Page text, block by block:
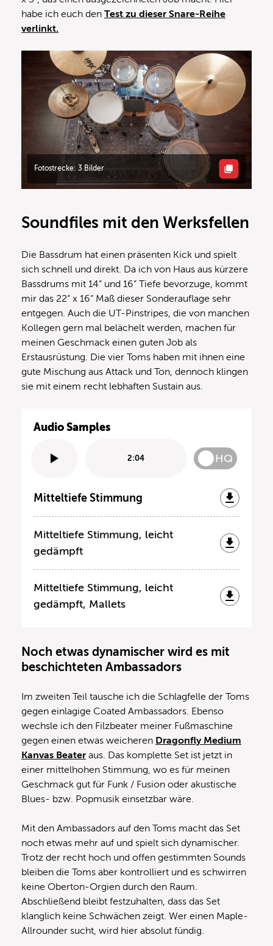
habe ich euch den Test zu dieser Snare-Reihe
verlinkt.
Fotostrecke: 3 Bilder
Soundfiles mit den Werksfellen
Die Bassdrum hat einen präsenten Kick und spielt
sich schnell und direkt. Da ich von Haus aus kürzere
Bassdrums mit 14“ und 16“ Tiefe bevorzuge, kommt
mir das 22“ x 16“ Maß dieser Sonderauflage sehr
entgegen. Auch die UT-Pinstripes, die von manchen
Kollegen gern mal belächelt werden, machen für
meinen Geschmack einen guten Job als
Erstausrüstung. Die vier Toms haben mit ihnen eine
gute Mischung aus Attack und Ton, dennoch klingen
sie mit einem recht lebhaften Sustain aus.
Audio Samples
2:04 HQ
Mitteltiefe Stimmung
Mitteltiefe Stimmung, leicht
gedämpft
Mitteltiefe Stimmung, leicht
gedämpft, Mallets
Noch etwas dynamischer wird es mit
beschichteten Ambassadors
Im zweiten Teil tausche ich die Schlagfelle der Toms
gegen einlagige Coated Ambassadors. Ebenso
wechsle ich den Filzbeater meiner Fußmaschine
gegen einen etwas weicheren Dragonfly Medium
Kanvas Beater aus. Das komplette Set ist jetzt in
einer mittelhohen Stimmung, wo es für meinen
Geschmack gut für Funk / Fusion oder akustische
Blues- bzw. Popmusik einsetzbar wäre.
Mit den Ambassadors auf den Toms macht das Set
noch etwas mehr auf und spielt sich dynamischer.
Trotz der recht hoch und offen gestimmten Sounds
bleiben die Toms aber kontrolliert und es schwirren
keine Oberton-Orgien durch den Raum.
Abschließend bleibt festzuhalten, dass das Set
klanglich keine Schwächen zeigt. Wer einen Maple-
Allrounder sucht, wird hier absolut fündig.